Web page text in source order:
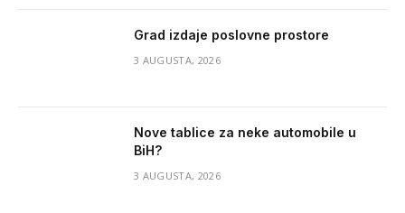
Grad izdaje poslovne prostore
3 AUGUSTA, 2026
Nove tablice za neke automobile u
BiH?
3 AUGUSTA, 2026